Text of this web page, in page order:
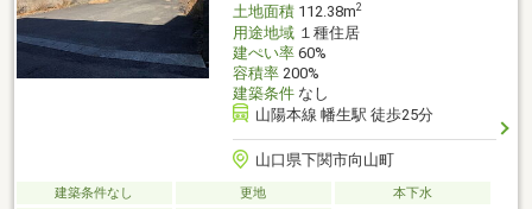
土地面積112.38m2
用途地域１種住居
建ぺい率60%
容積率200%
建築条件なし
山陽本線 幡生駅 徒歩25分
山口県下関市向山町
建築条件なし 更地
本下水